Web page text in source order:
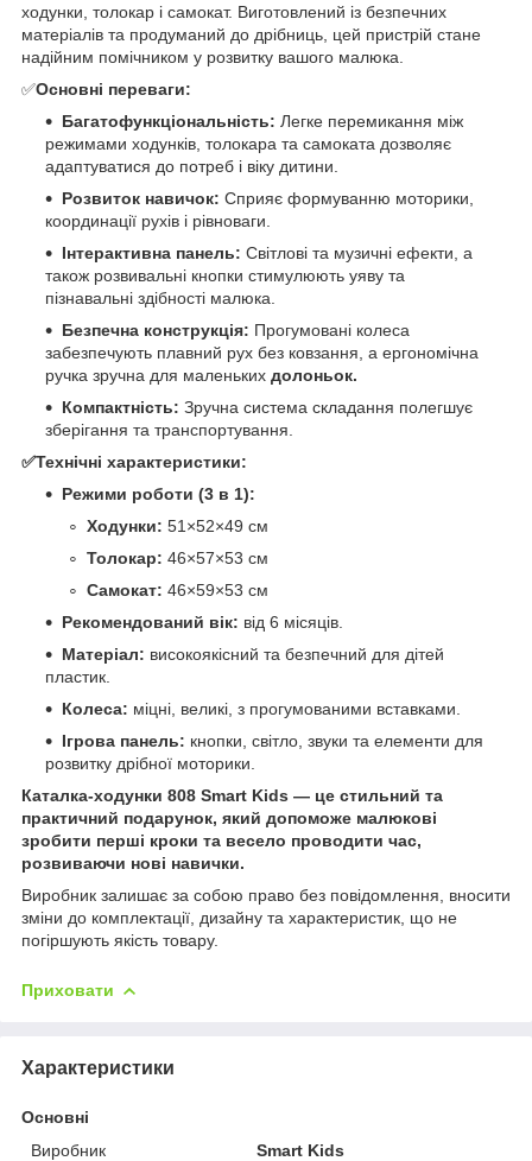
ходунки, толокар і самокат. Виготовлений із безпечних
матеріалів та продуманий до дрібниць, цей пристрій стане
надійним помічником у розвитку вашого малюка.
✅Основні переваги:
Багатофункціональність: Легке перемикання між
режимами ходунків, толокара та самоката дозволяє
адаптуватися до потреб і віку дитини.
Розвиток навичок: Сприяє формуванню моторики,
координації рухів і рівноваги.
Інтерактивна панель: Світлові та музичні ефекти, а
також розвивальні кнопки стимулюють уяву та
пізнавальні здібності малюка.
Безпечна конструкція: Прогумовані колеса
забезпечують плавний рух без ковзання, а ергономічна
ручка зручна для маленьких долоньок.
Компактність: Зручна система складання полегшує
зберігання та транспортування.
✅Технічні характеристики:
Режими роботи (3 в 1):
Ходунки: 51×52×49 см
Толокар: 46×57×53 см
Самокат: 46×59×53 см
Рекомендований вік: від 6 місяців.
Матеріал: високоякісний та безпечний для дітей
пластик.
Колеса: міцні, великі, з прогумованими вставками.
Ігрова панель: кнопки, світло, звуки та елементи для
розвитку дрібної моторики.
Каталка-ходунки 808 Smart Kids — це стильний та
практичний подарунок, який допоможе малюкові
зробити перші кроки та весело проводити час,
розвиваючи нові навички.
Виробник залишає за собою право без повідомлення, вносити
зміни до комплектації, дизайну та характеристик, що не
погіршують якість товару.
Приховати
Характеристики
Основні
Виробник
Smart Kids